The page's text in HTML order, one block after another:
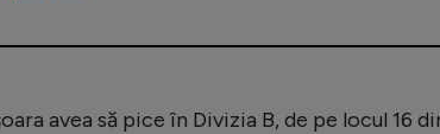
avea să pice în Divizia B, de pe locul 16